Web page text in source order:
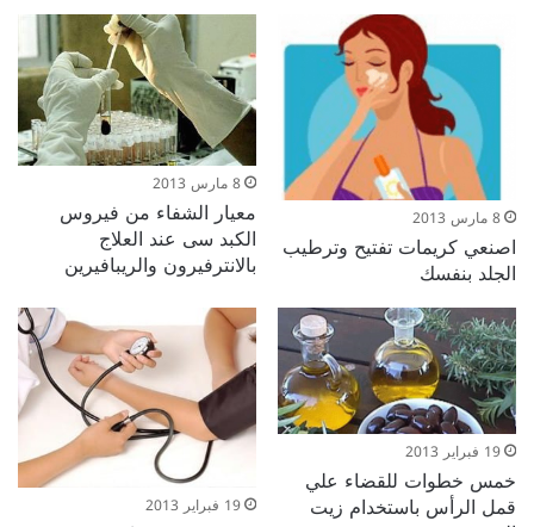
8 مارس 2013
اصنعي كريمات تفتيح وترطيب
الجلد بنفسك
8 مارس 2013
معيار الشفاء من فيروس
الكبد سى عند العلاج
بالانترفيرون والريبافيرين
19 فبراير 2013
خمس خطوات للقضاء علي
قمل الرأس باستخدام زيت 19 فبراير 2013